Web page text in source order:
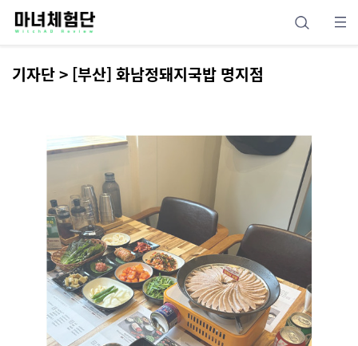
기자단 > [부산] 화남정돼지국밥 명지점